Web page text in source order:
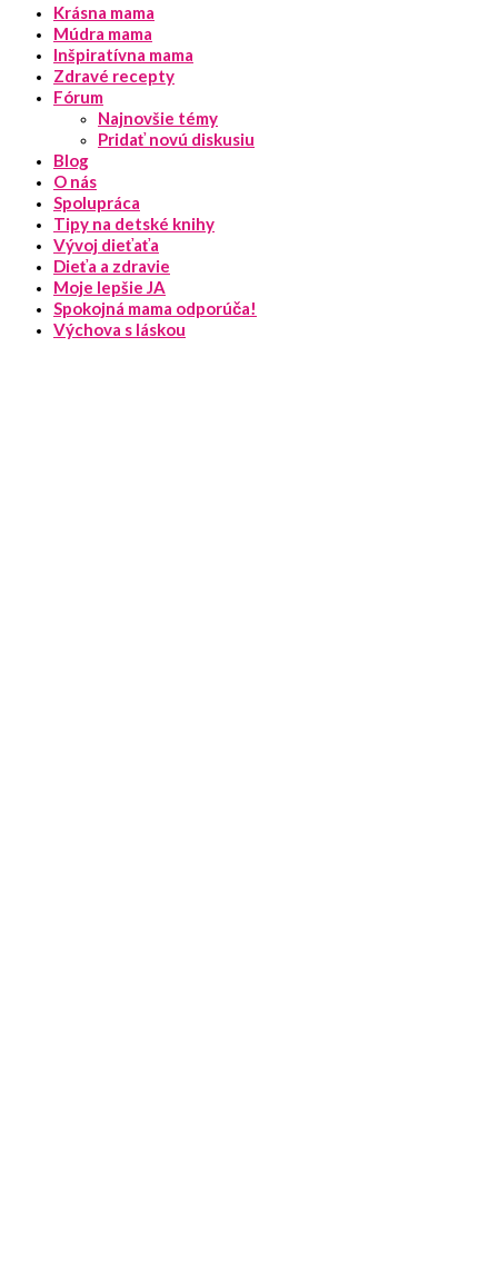
Krásna mama
Múdra mama
Inšpiratívna mama
Zdravé recepty
Fórum
Najnovšie témy
Pridať novú diskusiu
Blog
O nás
Spolupráca
Tipy na detské knihy
Vývoj dieťaťa
Dieťa a zdravie
Moje lepšie JA
Spokojná mama odporúča!
Výchova s láskou